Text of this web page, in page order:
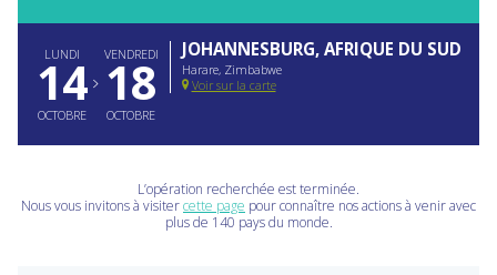
LUNDI
14
OCTOBRE
VENDREDI
18
OCTOBRE
JOHANNESBURG, AFRIQUE DU SUD
Harare, Zimbabwe
Voir sur la carte
L’opération recherchée est terminée.
Nous vous invitons à visitercette page pour connaître nos actions à venir avec
plus de 140 pays du monde.